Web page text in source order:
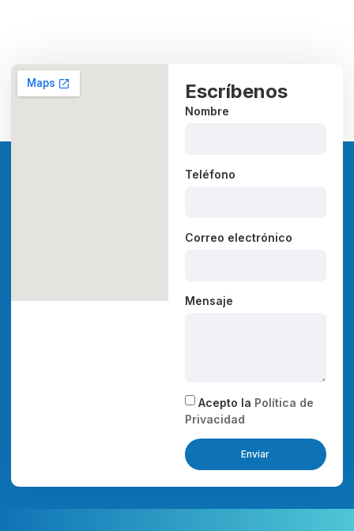
Escríbenos
Nombre
Teléfono
Correo electrónico
Mensaje
Acepto la Política de
Privacidad
Enviar